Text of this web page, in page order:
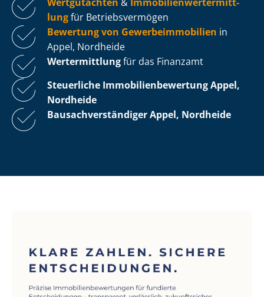
lungfür Be­triebs­ver­mö­gen
Bewertung von Ge­wer­be­im­mo­bi­li­en in
Appel, Nordheide
Wertermittlungfür das Finanzamt
Steuerliche Im­mo­bi­li­en­be­wer­tungAppel,
Nordheide
Bau­sach­ver­stän­di­ger Appel, Nordheide